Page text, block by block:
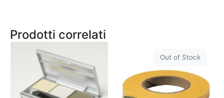
Prodotti correlati
Out of Stock